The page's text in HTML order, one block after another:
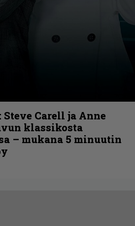
Carell ja Anne
klassikosta
– mukana 5 minuutin